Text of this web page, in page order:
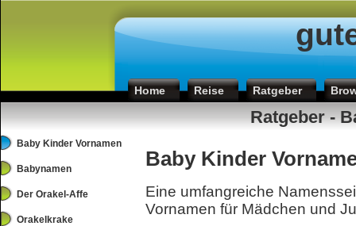
Home Reise Ratgeber
Ratgeber -
Baby Kinder Vornamen
Babynamen
Der Orakel-Affe
Orakelkrake
Baby Kinder
Eine umfangreiche
Vornamen für Mädchen und